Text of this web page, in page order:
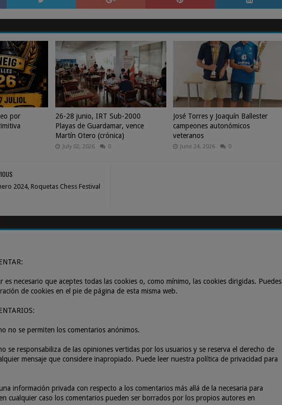
por
26-28 junio, IRT Sub-2000
Playas de Guardamar, vence
Martín Otero (crónica)
July 02, 2026 0
José Torres y Joaquín Ballester
campeones autonómicos
veteranos
June 24, 2026 0
2024, Roquetas Chess Festival
es necesario que aceptes todas las cookies o, como mínimo, las cookies dirigidas. Puedes
de cookies en el pie de página de esta misma web.
no se permiten los comentarios anónimos.
se responsabiliza de las opiniones vertidas por los usuarios y se reserva el derecho de
mensaje que considere inapropiado. Puede leer nuestra política de privacidad para
información privada con respecto a los comentarios más allá de la necesaria para
cualquier caso los comentarios pueden ser borrados por los propios autores en